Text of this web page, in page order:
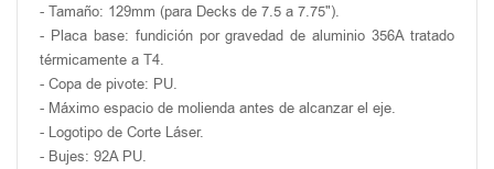
- Tamaño: 129mm (para Decks de 7.5 a 7.75").
- Placa base: fundición por gravedad de aluminio 356A tratado
térmicamente a T4.
- Copa de pivote: PU.
- Máximo espacio de molienda antes de alcanzar el eje.
- Logotipo de Corte Láser.
- Bujes: 92A PU.